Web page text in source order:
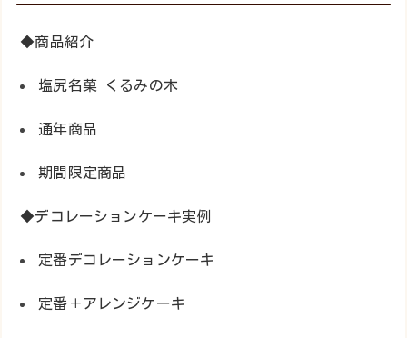
◆商品紹介
塩尻名菓 くるみの木
通年商品
期間限定商品
◆デコレーションケーキ実例
定番デコレーションケーキ
定番＋アレンジケーキ